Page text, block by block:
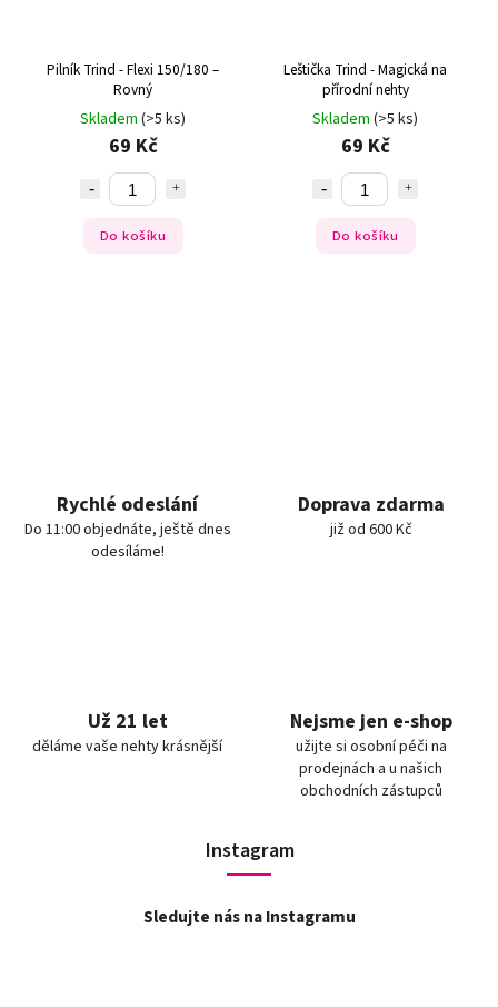
Pilník Trind - Flexi 150/180 –
Rovný
Skladem (>5 ks)
69 Kč
Do košíku
Leštička Trind - Magická na
přírodní nehty
Skladem (>5 ks)
69 Kč
Do košíku
Rychlé odeslání
Do 11:00 objednáte, ještě dnes
odesíláme!
Doprava zdarma
již od 600 Kč
Už 21 let
děláme vaše nehty krásnější
Nejsme jen e-shop
užijte si osobní péči na
prodejnách a u našich
obchodních zástupců
Instagram
Sledujte nás na Instagramu